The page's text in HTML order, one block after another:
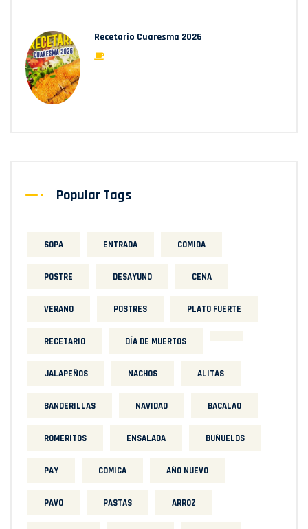
Recetario Cuaresma 2026
Popular Tags
SOPA ENTRADA COMIDA
POSTRE DESAYUNO CENA
VERANO POSTRES PLATO FUERTE
RECETARIO DÍA DE MUERTOS
JALAPEÑOS NACHOS ALITAS
BANDERILLAS NAVIDAD BACALAO
ROMERITOS ENSALADA BUÑUELOS
PAY COMICA AÑO NUEVO
PAVO PASTAS ARROZ